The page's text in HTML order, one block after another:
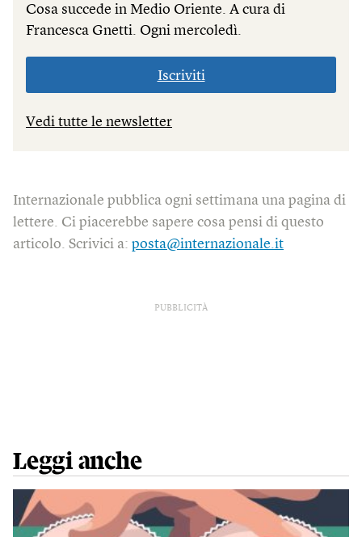
Cosa succede in Medio Oriente. A cura di
Francesca Gnetti. Ogni mercoledì.
Iscriviti
Vedi tutte le newsletter
Internazionale pubblica ogni settimana una pagina di
lettere. Ci piacerebbe sapere cosa pensi di questo
articolo. Scrivici a: posta@internazionale.it
PUBBLICITÀ
Leggi anche